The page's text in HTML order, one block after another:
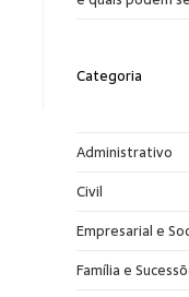
Categoria
Administrativo
Civil
Empresarial e
Família e